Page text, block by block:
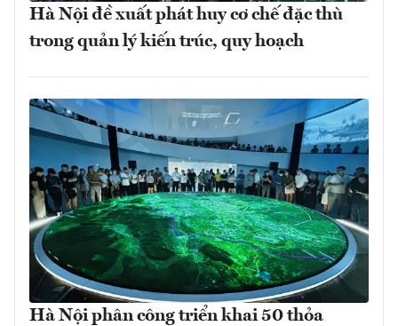
Hà Nội đề xuất phát huy cơ chế đặc thù
trong quản lý kiến trúc, quy hoạch
Hà Nội phân công triển khai 50 thỏa